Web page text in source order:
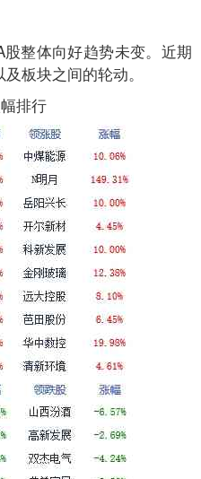
整体向好趋势未变。近期
板块之间的轮动。
排行